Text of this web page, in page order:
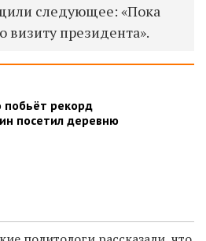
следующее: «Пока
президента».
побьёт рекорд
посетил деревню